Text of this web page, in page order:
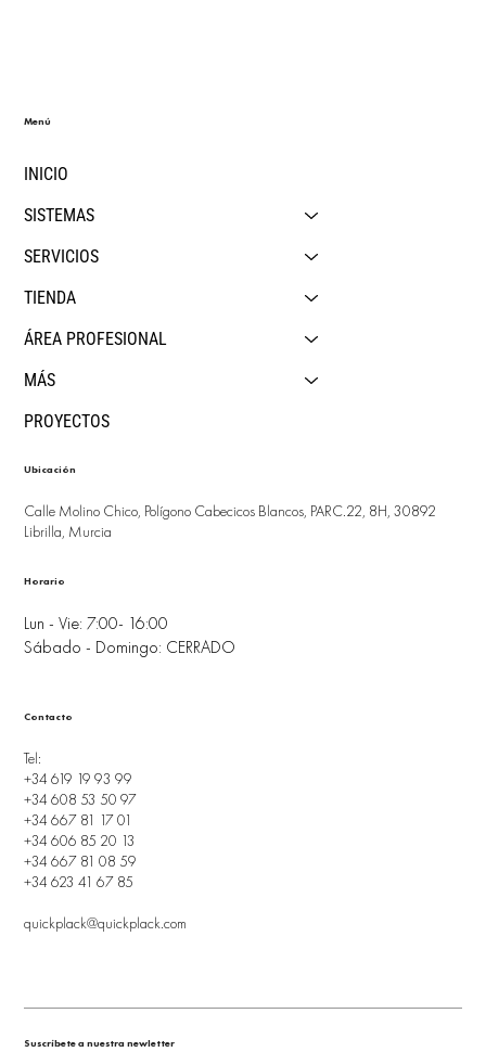
INICIO
SISTEMAS
SERVICIOS
TIENDA
ÁREA PROFESIONAL
MÁS
PROYECTOS
Menú
Ubicación
Calle Molino Chico, Polígono Cabecicos Blancos, PARC.22, 8H, 30892
Librilla, Murcia
Lun - Vie: 7:00- 16:00
Sábado - Domingo: CERRADO
Horario
Tel:
+34 619 19 93 99
+34 608 53 50 97
+34 667 81 17 01
+34 606 85 20 13
+34 667 81 08 59
+34 623 41 67 85
quickplack@quickplack.com
Contacto
Suscríbete a nuestra newletter